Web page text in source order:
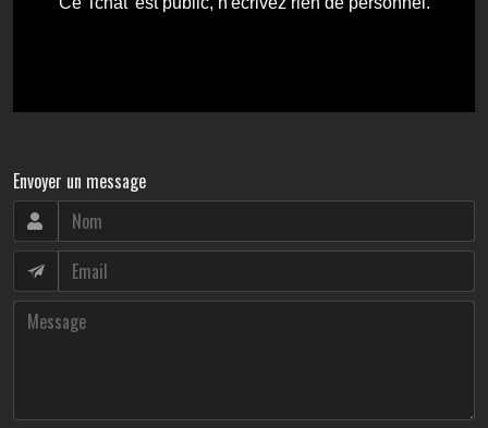
Envoyer un message